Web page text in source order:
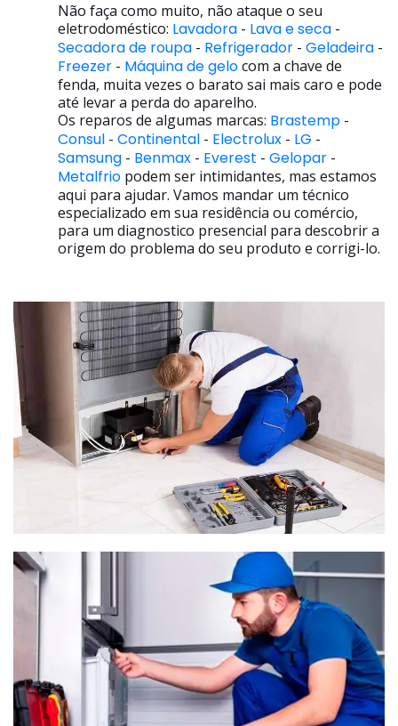
Não faça como muito, não ataque o seu
eletrodoméstico: Lavadora - Lava e seca -
Secadora de roupa - Refrigerador - Geladeira -
Freezer - Máquina de gelocom a chave de
fenda, muita vezes o barato sai mais caro e pode
até levar a perda do aparelho.
Os reparos de algumas marcas: Brastemp -
Consul - Continental - Electrolux - LG -
Samsung - Benmax - Everest - Gelopar -
Metalfrio podem ser intimidantes, mas estamos
aqui para ajudar. Vamos mandar um técnico
especializado em sua residência ou comércio,
para um diagnostico presencial para descobrir a
origem do problema do seu produto e corrigi-lo.